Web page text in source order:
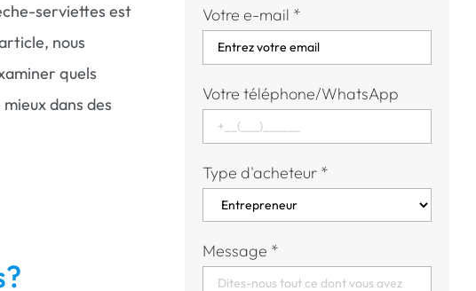
serviettes est
nous
quels
dans des
Votre e-mail *
Votre téléphone/WhatsApp
Type d'acheteur *
Message *